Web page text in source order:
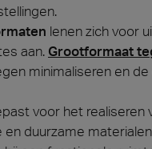
lenen zich voor
aan. Grootformaat
minimaliseren en
voor het realiseren
duurzame